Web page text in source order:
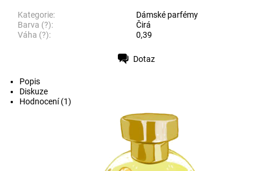
Kategorie:
Dámské parfémy
Barva (?):
Čirá
Váha (?):
0,39
Dotaz
Popis
Diskuze
Hodnocení (1)